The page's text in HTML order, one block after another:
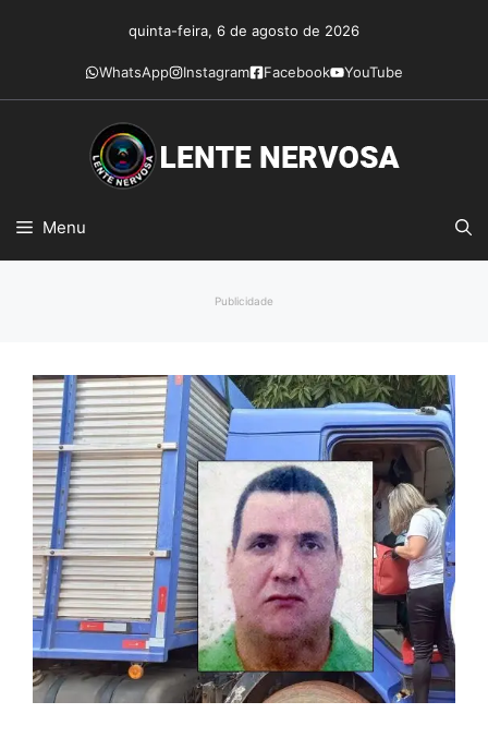
conteúdo
quinta-feira, 6 de agosto de 2026
WhatsApp Instagram Facebook YouTube
Menu
Publicidade